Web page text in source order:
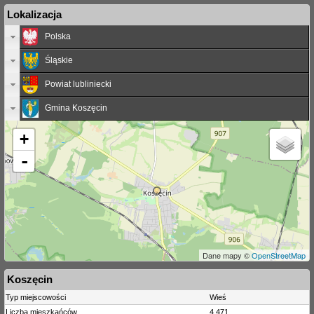
Lokalizacja
Polska
Śląskie
Powiat lubliniecki
Gmina Koszęcin
+
-
Dane mapy ©OpenStreetMap
Koszęcin
Typ miejscowości
Wieś
Liczba mieszkańców
4 471